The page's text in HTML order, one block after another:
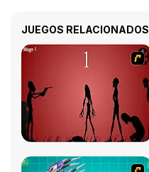
JUEGOS RELACIONADOS